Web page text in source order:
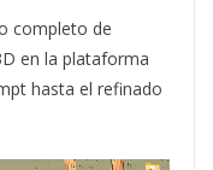
completo de
en la plataforma
hasta el refinado